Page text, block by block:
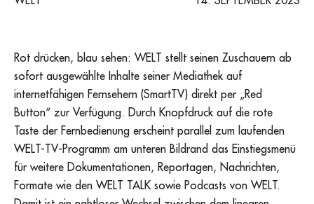
Rot drücken, blau sehen: WELT stellt seinen Zuschauern ab
sofort ausgewählte Inhalte seiner Mediathek auf
internetfähigen Fernsehern (SmartTV) direkt per „Red
Button“ zur Verfügung. Durch Knopfdruck auf die rote
Taste der Fernbedienung erscheint parallel zum laufenden
WELT-TV-Programm am unteren Bildrand das Einstiegsmenü
für weitere Dokumentationen, Reportagen, Nachrichten,
Formate wie den WELT TALK sowie Podcasts von WELT.